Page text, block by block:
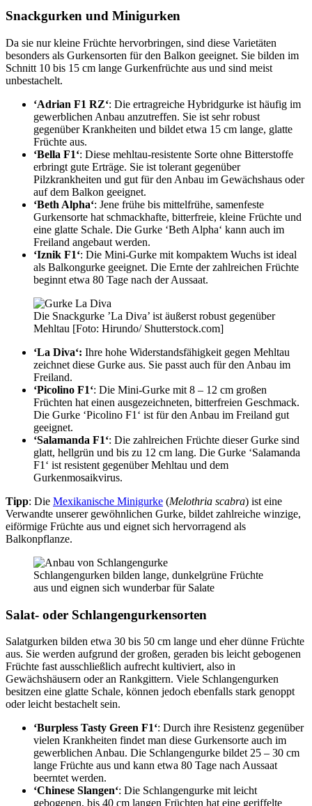
Snackgurken und Minigurken
Da sie nur kleine Früchte hervorbringen, sind diese Varietäten
besonders als Gurkensorten für den Balkon geeignet. Sie bilden im
Schnitt 10 bis 15 cm lange Gurkenfrüchte aus und sind meist
unbestachelt.
‘Adrian F1 RZ‘: Die ertragreiche Hybridgurke ist häufig im
gewerblichen Anbau anzutreffen. Sie ist sehr robust
gegenüber Krankheiten und bildet etwa 15 cm lange, glatte
Früchte aus.
‘Bella F1‘: Diese mehltau-resistente Sorte ohne Bitterstoffe
erbringt gute Erträge. Sie ist tolerant gegenüber
Pilzkrankheiten und gut für den Anbau im Gewächshaus oder
auf dem Balkon geeignet.
‘Beth Alpha‘: Jene frühe bis mittelfrühe, samenfeste
Gurkensorte hat schmackhafte, bitterfreie, kleine Früchte und
eine glatte Schale. Die Gurke ‘Beth Alpha‘ kann auch im
Freiland angebaut werden.
‘Iznik F1‘: Die Mini-Gurke mit kompaktem Wuchs ist ideal
als Balkongurke geeignet. Die Ernte der zahlreichen Früchte
beginnt etwa 80 Tage nach der Aussaat.
Die Snackgurke ’La Diva’ ist äußerst robust gegenüber
Mehltau [Foto: Hirundo/ Shutterstock.com]
‘La Diva‘: Ihre hohe Widerstandsfähigkeit gegen Mehltau
zeichnet diese Gurke aus. Sie passt auch für den Anbau im
Freiland.
‘Picolino F1‘: Die Mini-Gurke mit 8 – 12 cm großen
Früchten hat einen ausgezeichneten, bitterfreien Geschmack.
Die Gurke ‘Picolino F1‘ ist für den Anbau im Freiland gut
geeignet.
‘Salamanda F1‘: Die zahlreichen Früchte dieser Gurke sind
glatt, hellgrün und bis zu 12 cm lang. Die Gurke ‘Salamanda
F1‘ ist resistent gegenüber Mehltau und dem
Gurkenmosaikvirus.
Tipp: Die Mexikanische Minigurke (Melothria scabra) ist eine
Verwandte unserer gewöhnlichen Gurke, bildet zahlreiche winzige,
eiförmige Früchte aus und eignet sich hervorragend als
Balkonpflanze.
Schlangengurken bilden lange, dunkelgrüne Früchte
aus und eignen sich wunderbar für Salate
Salat- oder Schlangengurkensorten
Salatgurken bilden etwa 30 bis 50 cm lange und eher dünne Früchte
aus. Sie werden aufgrund der großen, geraden bis leicht gebogenen
Früchte fast ausschließlich aufrecht kultiviert, also in
Gewächshäusern oder an Rankgittern. Viele Schlangengurken
besitzen eine glatte Schale, können jedoch ebenfalls stark genoppt
oder leicht bestachelt sein.
‘Burpless Tasty Green F1‘: Durch ihre Resistenz gegenüber
vielen Krankheiten findet man diese Gurkensorte auch im
gewerblichen Anbau. Die Schlangengurke bildet 25 – 30 cm
lange Früchte aus und kann etwa 80 Tage nach Aussaat
beerntet werden.
‘Chinese Slangen‘: Die Schlangengurke mit leicht
gebogenen, bis 40 cm langen Früchten hat eine geriffelte